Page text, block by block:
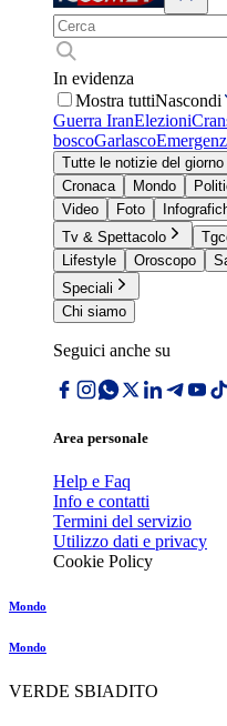
In evidenza
Mostra tuttiNascondi
Guerra IranElezioni
boscoGarlasco
Tutte le notizie del giorno
Cronaca
Mondo
Video
Foto
Tv & Spettacolo
Lifestyle
Oroscopo
Speciali
Chi siamo
Seguici anche su
Area personale
Help e Faq
Info e contatti
Termini del servizio
Utilizzo dati e privacy
Cookie Policy
Mondo
Mondo
VERDE SBIADITO